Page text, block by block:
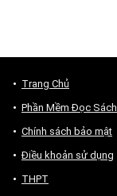
Trang Chủ
Phần Mềm Đọc Sách
Chính sách bảo mật
Điều khoản sử dụng
THPT